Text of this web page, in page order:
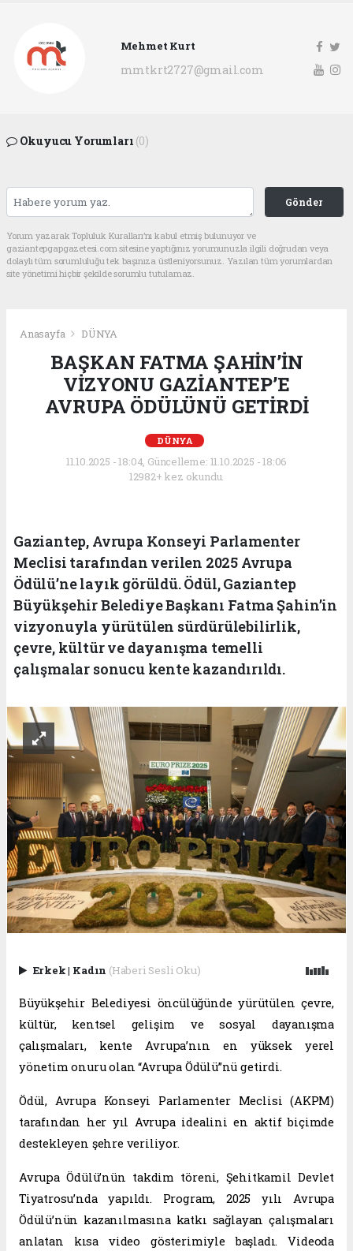
Mehmet Kurt
mmtkrt2727@gmail.com
Okuyucu Yorumları (0)
Gönder
Yorum yazarak Topluluk Kuralları’nı kabul etmiş bulunuyor ve
gaziantepgapgazetesi.com sitesine yaptığınız yorumunuzla ilgili doğrudan veya
dolaylı tüm sorumluluğu tek başınıza üstleniyorsunuz. Yazılan tüm yorumlardan
site yönetimi hiçbir şekilde sorumlu tutulamaz.
Anasayfa DÜNYA
BAŞKAN FATMA ŞAHİN’İN
VİZYONU GAZİANTEP’E
AVRUPA ÖDÜLÜNÜ GETİRDİ
DÜNYA
11.10.2025 - 18:04, Güncelleme: 11.10.2025 - 18:06
12982+ kez okundu.
Gaziantep, Avrupa Konseyi Parlamenter
Meclisi tarafından verilen 2025 Avrupa
Ödülü’ne layık görüldü. Ödül, Gaziantep
Büyükşehir Belediye Başkanı Fatma Şahin’in
vizyonuyla yürütülen sürdürülebilirlik,
çevre, kültür ve dayanışma temelli
çalışmalar sonucu kente kazandırıldı.
Erkek| Kadın (Haberi Sesli Oku)
Büyükşehir Belediyesi öncülüğünde yürütülen çevre,
kültür, kentsel gelişim ve sosyal dayanışma
çalışmaları, kente Avrupa’nın en yüksek yerel
yönetim onuru olan “Avrupa Ödülü”nü getirdi.
Ödül, Avrupa Konseyi Parlamenter Meclisi (AKPM)
tarafından her yıl Avrupa idealini en aktif biçimde
destekleyen şehre veriliyor.
Avrupa Ödülü’nün takdim töreni, Şehitkamil Devlet
Tiyatrosu’nda yapıldı. Program, 2025 yılı Avrupa
Ödülü’nün kazanılmasına katkı sağlayan çalışmaları
anlatan kısa video gösterimiyle başladı. Videoda